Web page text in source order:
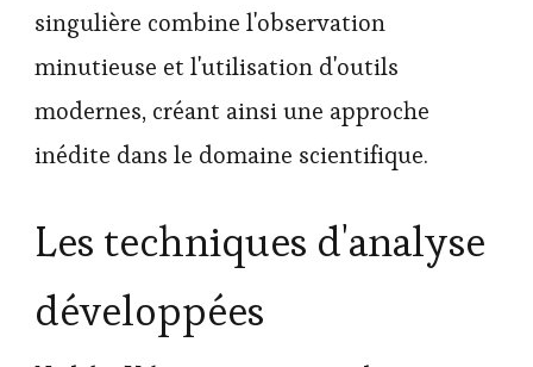
singulière combine l'observation
minutieuse et l'utilisation d'outils
modernes, créant ainsi une approche
inédite dans le domaine scientifique.
Les techniques d'analyse
développées